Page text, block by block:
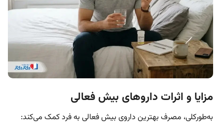
مزایا و اثرات داروهای بیش فعالی
به‌طورکلی، مصرف بهترین داروی بیش فعالی به فرد کمک می‌کند: